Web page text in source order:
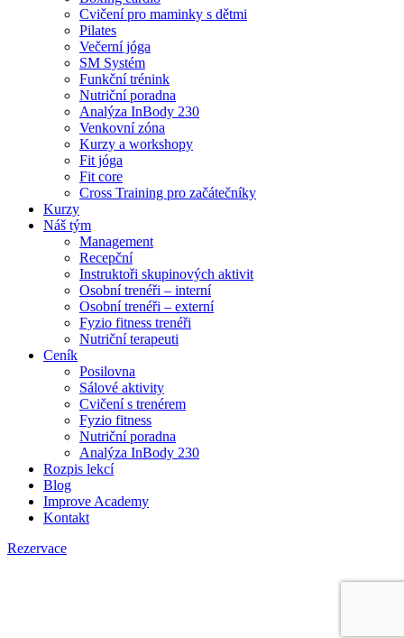
Cvičení pro maminky s dětmi
Pilates
Večerní jóga
SM Systém
Funkční trénink
Nutriční poradna
Analýza InBody 230
Venkovní zóna
Kurzy a workshopy
Fit jóga
Fit core
Cross Training pro začátečníky
Kurzy
Náš tým
Management
Recepční
Instruktoři skupinových aktivit
Osobní trenéři – interní
Osobní trenéři – externí
Fyzio fitness trenéři
Nutriční terapeuti
Ceník
Posilovna
Sálové aktivity
Cvičení s trenérem
Fyzio fitness
Nutriční poradna
Analýza InBody 230
Rozpis lekcí
Blog
Improve Academy
Kontakt
Rezervace